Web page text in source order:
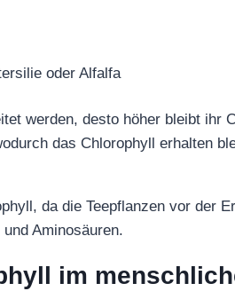
oder Alfalfa
werden, desto höher bleibt ihr
das Chlorophyll erhalten
da die Teepflanzen vor der
Aminosäuren.
im